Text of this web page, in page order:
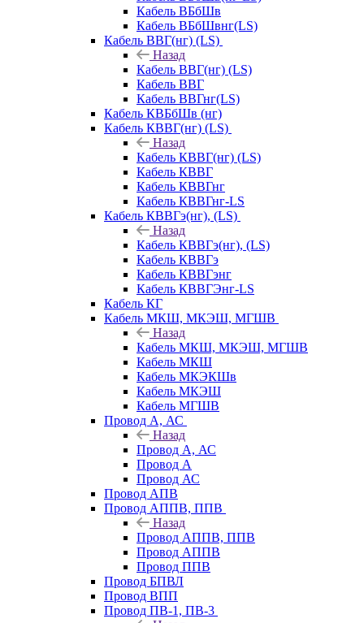
Кабель ВБбШв
Кабель ВБбШвнг(LS)
Кабель ВВГ(нг) (LS)
Назад
Кабель ВВГ(нг) (LS)
Кабель ВВГ
Кабель ВВГнг(LS)
Кабель КВБбШв (нг)
Кабель КВВГ(нг) (LS)
Назад
Кабель КВВГ(нг) (LS)
Кабель КВВГ
Кабель КВВГнг
Кабель КВВГнг-LS
Кабель КВВГэ(нг), (LS)
Назад
Кабель КВВГэ(нг), (LS)
Кабель КВВГэ
Кабель КВВГэнг
Кабель КВВГЭнг-LS
Кабель КГ
Кабель МКШ, МКЭШ, МГШВ
Назад
Кабель МКШ, МКЭШ, МГШВ
Кабель МКШ
Кабель МКЭКШв
Кабель МКЭШ
Кабель МГШВ
Провод А, АС
Назад
Провод А, АС
Провод А
Провод АС
Провод АПВ
Провод АППВ, ППВ
Назад
Провод АППВ, ППВ
Провод АППВ
Провод ППВ
Провод БПВЛ
Провод ВПП
Провод ПВ-1, ПВ-3